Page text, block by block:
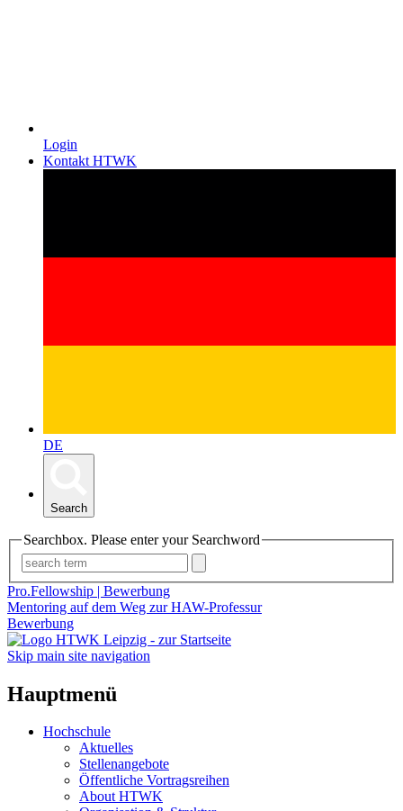
Login
Kontakt HTWK
DE
Search
Searchbox. Please enter your Searchword
Pro.Fellowship | Bewerbung
Mentoring auf dem Weg zur HAW-Professur
Bewerbung
Skip main site navigation
Hauptmenü
Hochschule
Aktuelles
Stellenangebote
Öffentliche Vortragsreihen
About HTWK